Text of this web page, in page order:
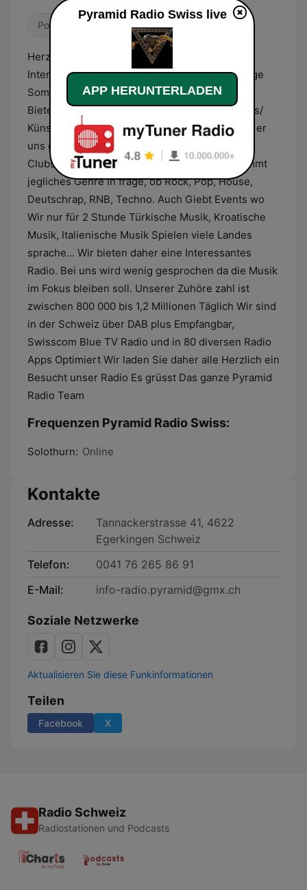
Pop / Top 40 Classic Rock
Herzlich Willkommen by PYramid Radio
International Besuchen Sie unsere Neue Farbige
Sommerliche neue Webseite, Unsere Plattform
Bietet vieles für NEue Singers oder Newcomers/
Künstler/innen. Wir Spielen deinen Song wenn er
uns gefällt. Wir Bieten auch viel Live Events wo
Clubs unser Radio direkt Spielen.. Bei uns kommt
jegliches Genre in frage, ob Rock, Pop, House,
Deutschrap, RNB, Techno. Auch Giebt Events wo
Wir nur für 2 Stunde Türkische Musik, Kroatische
Musik, Italienische Musik Spielen viele Landes
sprache... Wir bieten daher eine Interessantes
Radio. Bei uns wird wenig gesprochen da die Musik
im Fokus bleiben soll. Unserer Zuhöre zahl ist
zwischen 800 000 bis 1,2 Millionen Täglich Wir sind
in der Schweiz über DAB plus Empfangbar,
Swisscom Blue TV Radio und in 80 diversen Radio
Apps Optimiert Wir laden Sie daher alle Herzlich ein
Besucht unser Radio Es grüsst Das ganze Pyramid
Radio Team
Frequenzen Pyramid Radio Swiss:
Solothurn: Online
Kontakte
Adresse:
Tannackerstrasse 41, 4622
Egerkingen Schweiz
Telefon:
0041 76 265 86 91
E-Mail:
info-radio.pyramid@gmx.ch
Soziale Netzwerke
Aktualisieren Sie diese Funkinformationen
Teilen
Facebook X
Radio Schweiz
Radiostationen und Podcasts
Pyramid Radio Swiss live
APP HERUNTERLADEN